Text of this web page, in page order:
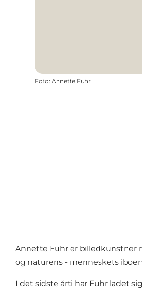
Foto: Annette Fuhr
Annette Fuhr er billedkunstner
og naturens - menneskets
I det sidste årti har Fuhr ladet